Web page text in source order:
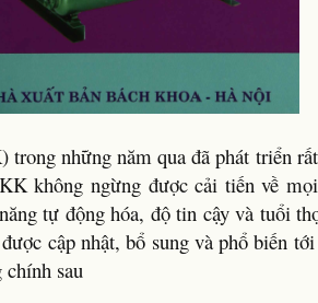
những năm qua đã phát triển
không ngừng được cải tiến về
tự động hóa, độ tin cậy và tuổi
cập nhật, bổ sung và phổ biến
sau